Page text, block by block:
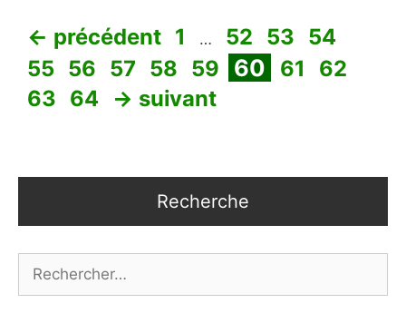
← précédent Page
1 … Page
52 Page
53 Page
54
55 Page
56 Page
57 Page
58 Page
59 Page
60 Page
61 Page
62
63 Page
64 → suivant
Recherche